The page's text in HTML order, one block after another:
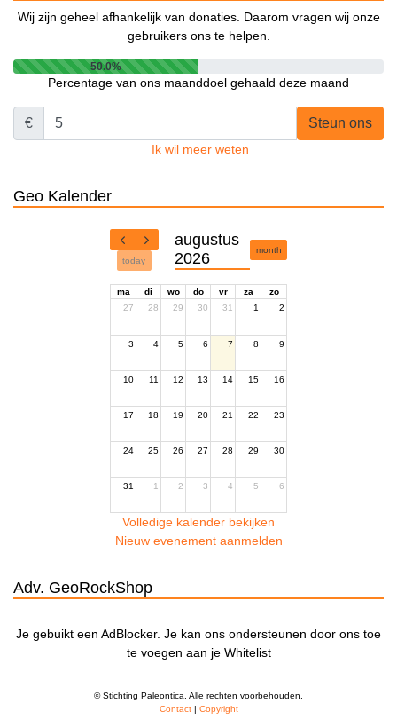
Wij zijn geheel afhankelijk van donaties. Daarom vragen wij onze
gebruikers ons te helpen.
50.0%
Percentage van ons maanddoel gehaald deze maand
€ Steun ons
Ik wil meer weten
Geo Kalender
today
augustus
2026
month
ma di wo do vr za
zo
27
28 29 30 31 1 2
3 4 5 6 7 8 9
10 11 12 13 14 15 16
17 18 19 20 21 22 23
24 25 26 27 28 29 30
31 1 2 3 4 5 6
Volledige kalender bekijken
Nieuw evenement aanmelden
Adv. GeoRockShop
Je gebuikt een AdBlocker. Je kan ons ondersteunen door ons toe
te voegen aan je Whitelist
© Stichting Paleontica. Alle rechten voorbehouden.
Contact| Copyright